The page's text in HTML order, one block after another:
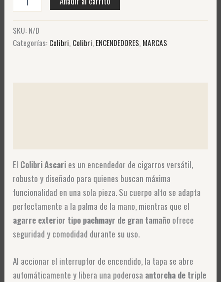
SKU: N/D
Categorías: Colibri, Colibri, ENCENDEDORES, MARCAS
El Colibri Ascari es un encendedor de cigarros versátil,
robusto y diseñado para quienes buscan máxima
funcionalidad en una sola pieza. Su cuerpo alto se adapta
perfectamente a la palma de la mano, mientras que el
agarre exterior tipo pachmayr de gran tamaño ofrece
seguridad y comodidad durante su uso.
Al accionar el interruptor de encendido, la tapa se abre
automáticamente y libera una poderosa antorcha de triple